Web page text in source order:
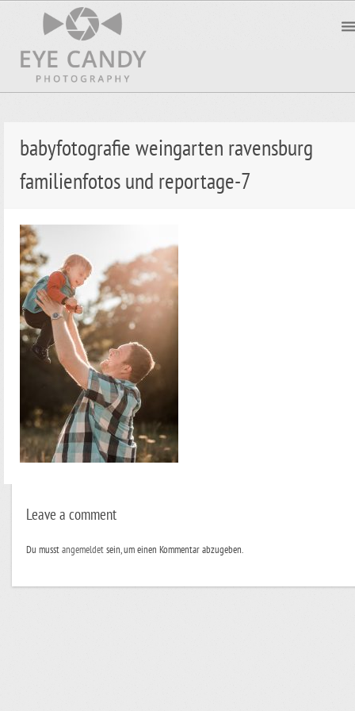
babyfotografie weingarten ravensburg
familienfotos und reportage-7
Leave a comment
Du musstangemeldetsein, um einen Kommentar abzugeben.